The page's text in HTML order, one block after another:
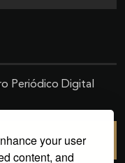
your user
content, and
Periódico Digital